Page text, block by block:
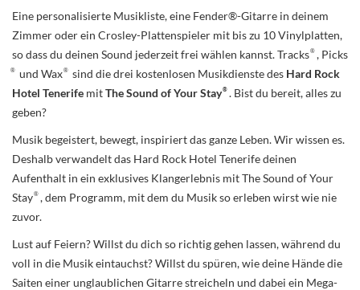
Eine personalisierte Musikliste, eine Fender®-Gitarre in deinem
Zimmer oder ein Crosley-Plattenspieler mit bis zu 10 Vinylplatten,
so dass du deinen Sound jederzeit frei wählen kannst. Tracks® , Picks
® und Wax® sind die drei kostenlosen Musikdienste des Hard Rock
Hotel Tenerife mitThe Sound of Your Stay® . Bist du bereit, alles zu
geben?
Musik begeistert, bewegt, inspiriert das ganze Leben. Wir wissen es.
Deshalb verwandelt das Hard Rock Hotel Tenerife deinen
Aufenthalt in ein exklusives Klangerlebnis mit The Sound of Your
Stay® , dem Programm, mit dem du Musik so erleben wirst wie nie
zuvor.
Lust auf Feiern? Willst du dich so richtig gehen lassen, während du
voll in die Musik eintauchst? Willst du spüren, wie deine Hände die
Saiten einer unglaublichen Gitarre streicheln und dabei ein Mega-